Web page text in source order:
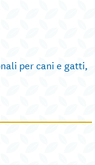
per cani e gatti,